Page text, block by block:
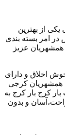
یکی از بهترین
امر بسته بندی
عزیز
اخلاق و دارای
کرجی
کرج بار کرج به
و بدون